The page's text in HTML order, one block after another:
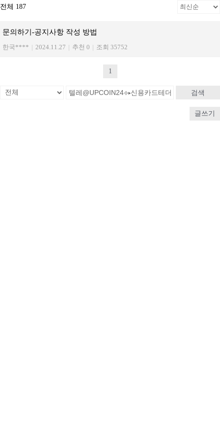
전체 187
문의하기-공지사항 작성 방법
한국**** | 2024.11.27 | 추천 0 | 조회 35752
1
검색
글쓰기